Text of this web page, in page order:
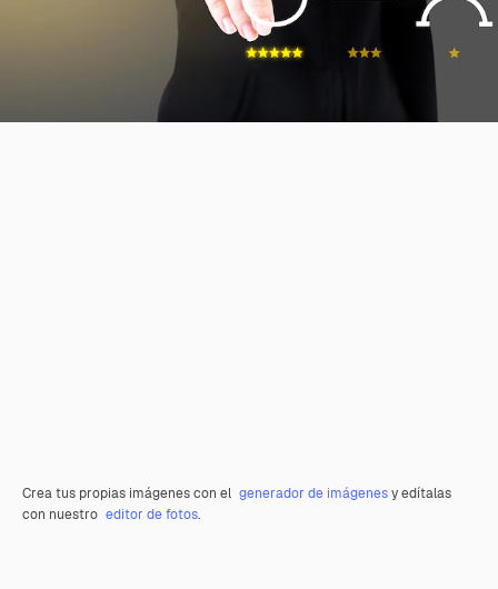
Crea tus propias imágenes con el generador de imágenesy edítalas
con nuestro editor de fotos.